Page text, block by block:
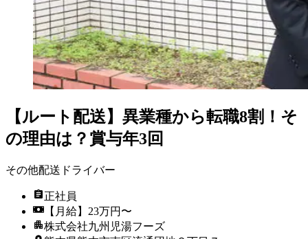
【ルート配送】異業種から転職8割！そ
の理由は？賞与年3回
その他配送ドライバー
正社員
【月給】23万円〜
株式会社九州児湯フーズ